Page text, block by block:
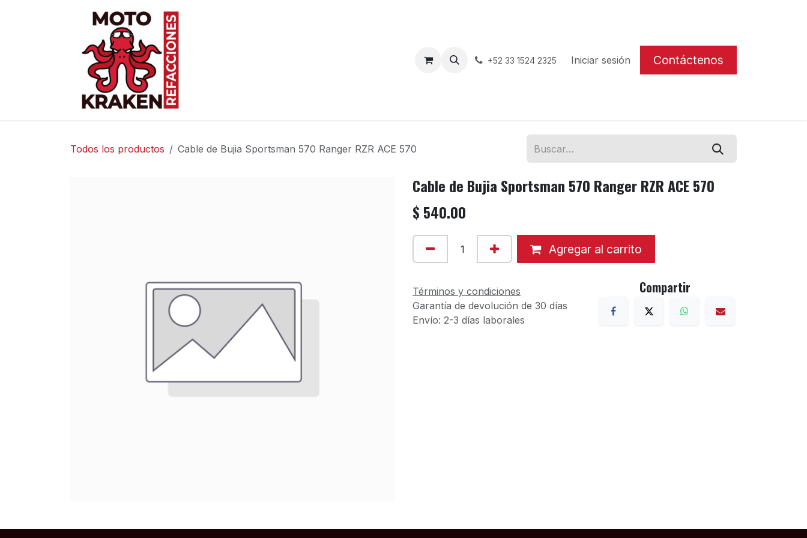
Contáctenos+52 33 1524 2325 Iniciar sesión Contáctenos
Todos los productos Cable de Bujia Sportsman 570 Ranger RZR ACE 570
Cable de Bujia Sportsman 570 Ranger RZR ACE 570
$ 540.00
Agregar al carrito
Términos y condiciones
Garantía de devolución de 30 días
Envío: 2-3 días laborales
Compartir